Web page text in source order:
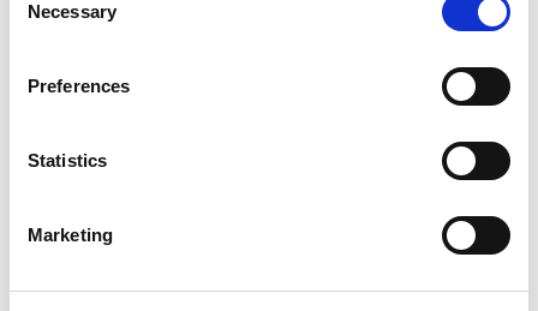
Selection
Necessary
Preferences
Statistics
Marketing